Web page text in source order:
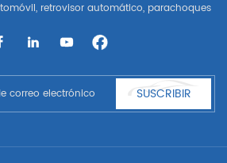
retrovisor automático, parachoques
cuerpo automática, etc. y accesorios de
Benz, BMW
SUSCRIBIR